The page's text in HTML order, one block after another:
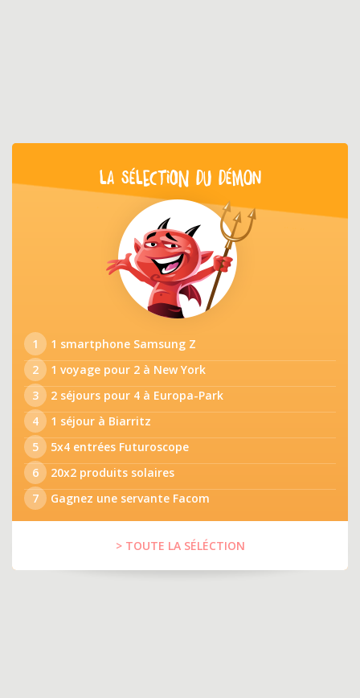
LA SÉLECTION DU DÉMON
1
1 smartphone Samsung Z
2
1 voyage pour 2 à New York
3
2 séjours pour 4 à Europa-Park
4
1 séjour à Biarritz
5
5x4 entrées Futuroscope
6
20x2 produits solaires
7
Gagnez une servante Facom
> TOUTE LA SÉLÉCTION